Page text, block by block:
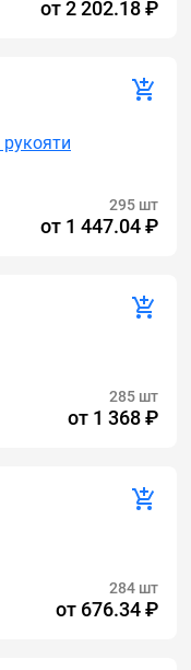
от2 202.18 ₽
295 шт
от 1 447.04 ₽
285 шт
от 1 368 ₽
284 шт
от 676.34 ₽